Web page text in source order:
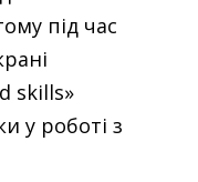
під час
skills»
у роботі з